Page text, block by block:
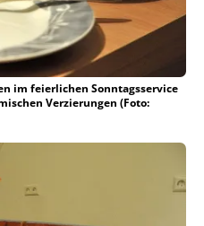
im feierlichen Sonntagsservice
Verzierungen (Foto: